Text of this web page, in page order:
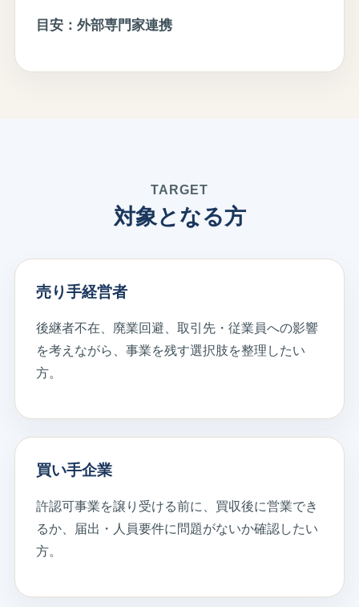
目安：外部専門家連携
TARGET
対象となる方
売り手経営者
後継者不在、廃業回避、取引先・従業員への影響
を考えながら、事業を残す選択肢を整理したい
方。
買い手企業
許認可事業を譲り受ける前に、買収後に営業でき
るか、届出・人員要件に問題がないか確認したい
方。